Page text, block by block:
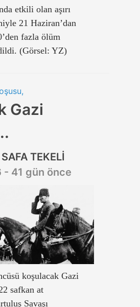
etkili olan aşırı
21 Haziran’dan
fazla ölüm
(Görsel: YZ)
Gazi
TEKELİ
41 gün önce
koşulacak Gazi
safkan at
Savaşı